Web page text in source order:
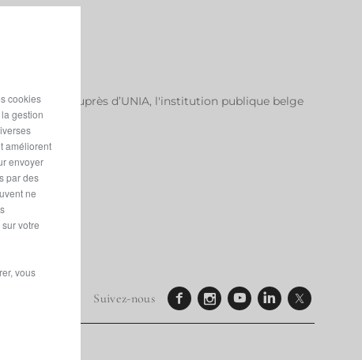
auprès d’UNIA, l'institution publique belge
Suivez-nous
cookies
gestion
améliorent
envoyer
par des
ne
votre
vous